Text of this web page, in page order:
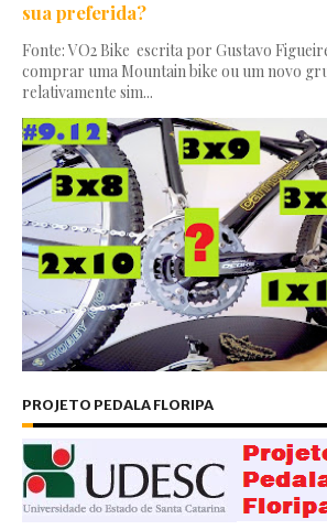
sua preferida?
Fonte: VO2 Bike escrita por Gustavo
comprar uma Mountain bike ou um novo
relativamente sim...
PROJETO PEDALA FLORIPA